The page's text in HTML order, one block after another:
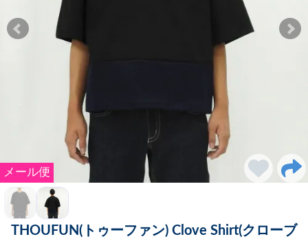
メール便
THOUFUN(トゥーファン) Clove Shirt(クローブ